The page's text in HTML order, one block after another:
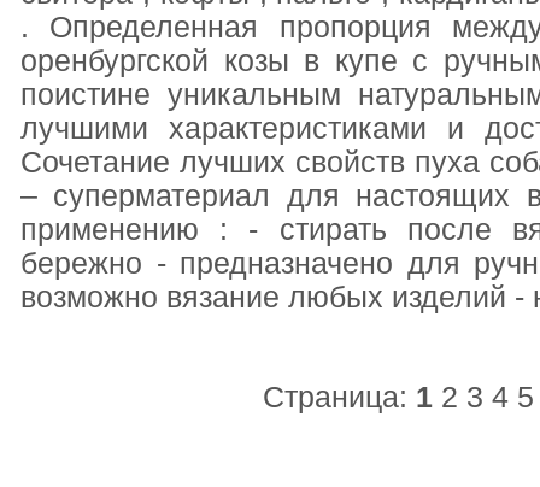
. Определенная пропорция
оренбургской козы в купе с
поистине уникальным
лучшими характеристиками и
Сочетание лучших свойств пуха
– суперматериал для настоящих
применению : - стирать после
бережно - предназначено для
возможно вязание любых изделий -
Страница: 1 2 3 4 5